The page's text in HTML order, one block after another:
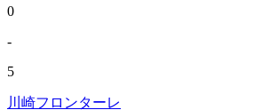
0
-
5
川崎フロンターレ